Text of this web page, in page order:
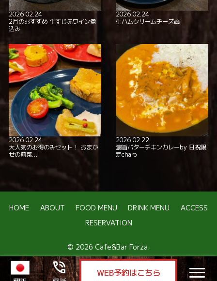
phone_in_talk WEB予約はこちら
2026.02.24
2月のおすすめ 牛すじ赤ワイン煮
込み
2026.02.24
生ハムクリームチーズ🧀
2026.02.24
大人気のお得のみセット！ おまか
せの前菜…
2026.02.22
濃旨バターチキンカレーby 日祝限
定charo
HOME ABOUT FOOD MENU DRINK MENU
ACCESS
RESERVATION
© 2026 Cafe&Bar Forza.